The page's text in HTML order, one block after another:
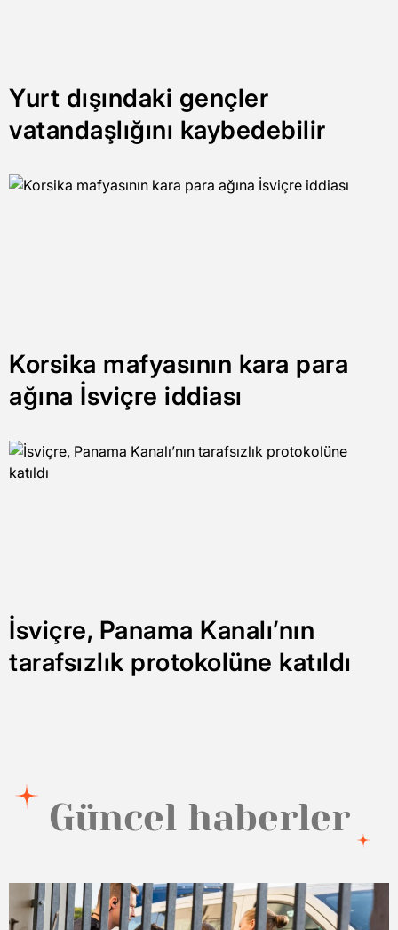
Yurt dışındaki gençler
vatandaşlığını kaybedebilir
Korsika mafyasının kara para
ağına İsviçre iddiası
İsviçre, Panama Kanalı’nın
tarafsızlık protokolüne katıldı
Güncel haberler